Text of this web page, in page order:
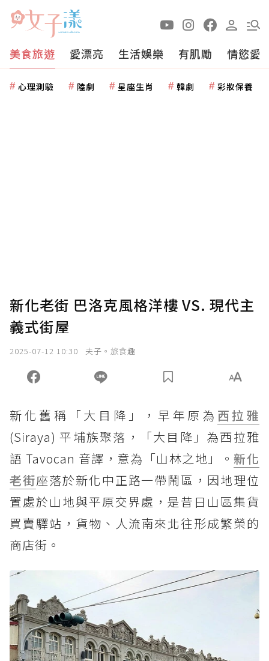
美食旅遊 愛漂亮 生活娛樂 有肌勵 情慾愛
心理測驗 陸劇 星座生肖 韓劇 彩妝保養
新化老街 巴洛克風格洋樓 VS. 現代主
義式街屋
2025-07-12 10:30 夫子。旅食趣
新化舊稱「大目降」，早年原為 西拉雅
(Siraya) 平埔族聚落，「大目降」為西拉雅
語 Tavocan 音譯，意為「山林之地」。 新化
老街座落於新化中正路一帶鬧區，因地理位
置處於山地與平原交界處，是昔日山區集貨
買賣驛站，貨物、人流南來北往形成繁榮的
商店街。